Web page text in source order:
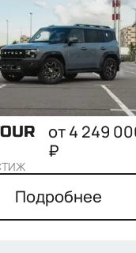
обработку
от4 249
₽
Подробнее